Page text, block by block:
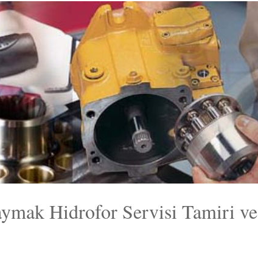
Hidrofor Servisi Tamiri ve